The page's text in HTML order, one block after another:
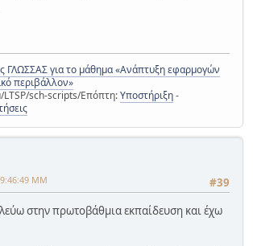
ΓΛΩΣΣΑΣ για το μάθημα «Ανάπτυξη εφαρμογών
περιβάλλον»
sch-scripts/Επόπτη:Υποστήριξη-
#39
ΜΜ
στην πρωτοβάθμια εκπαίδευση και έχω